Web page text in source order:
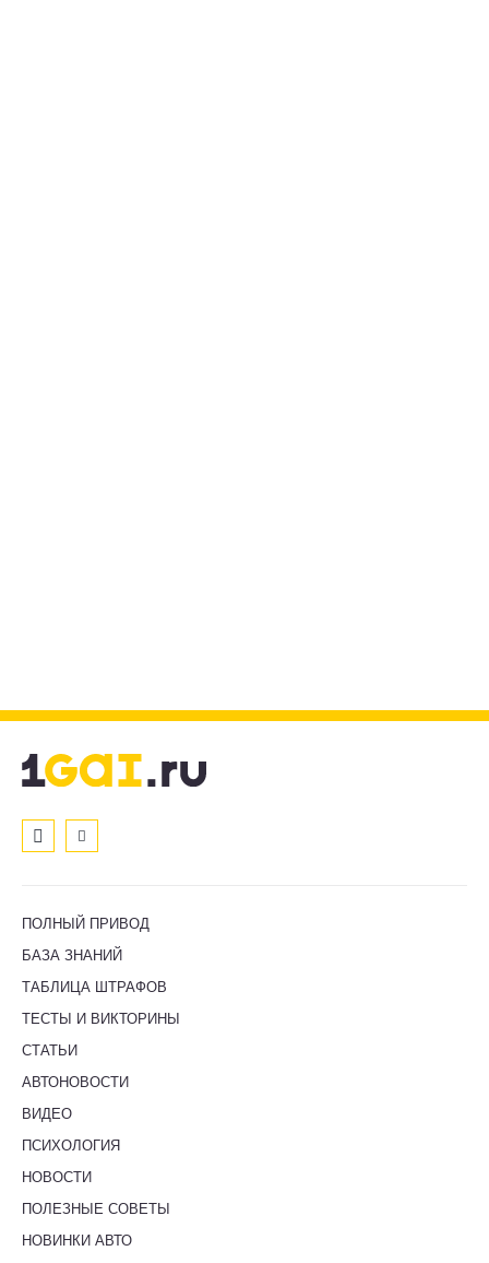
ПОЛНЫЙ ПРИВОД
БАЗА ЗНАНИЙ
ТАБЛИЦА ШТРАФОВ
ТЕСТЫ И ВИКТОРИНЫ
СТАТЬИ
АВТОНОВОСТИ
ВИДЕО
ПСИХОЛОГИЯ
НОВОСТИ
ПОЛЕЗНЫЕ СОВЕТЫ
НОВИНКИ АВТО